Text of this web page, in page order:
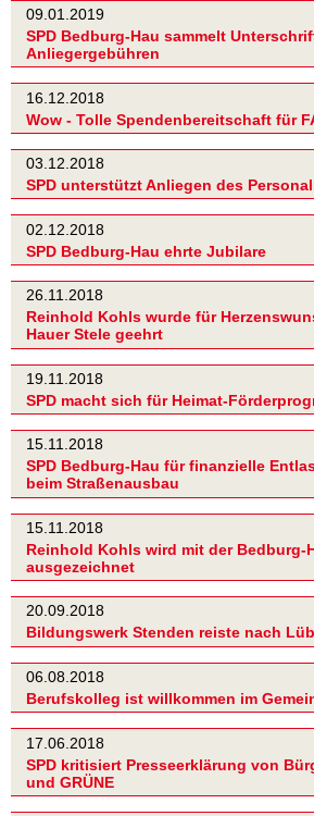
09.01.2019
SPD Bedburg-Hau sammelt
Anliegergebühren
16.12.2018
Wow - Tolle Spendenbereitschaft für
03.12.2018
SPD unterstützt Anliegen des
02.12.2018
SPD Bedburg-Hau ehrte Jubilare
26.11.2018
Reinhold Kohls wurde für
Hauer Stele geehrt
19.11.2018
SPD macht sich für Heimat-
15.11.2018
SPD Bedburg-Hau für finanzielle
beim Straßenausbau
15.11.2018
Reinhold Kohls wird mit der Bedburg-
ausgezeichnet
20.09.2018
Bildungswerk Stenden reiste nach
06.08.2018
Berufskolleg ist willkommen im
17.06.2018
SPD kritisiert Presseerklärung von
und GRÜNE